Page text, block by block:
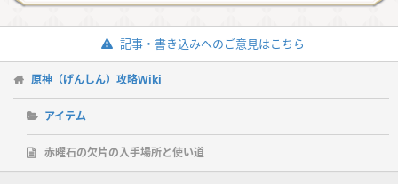
記事・書き込みへのご意見はこちら
原神（げんしん）攻略Wiki
アイテム
赤曜石の欠片の入手場所と使い道